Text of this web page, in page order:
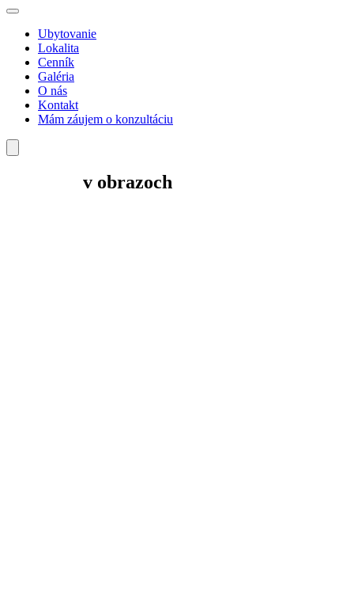
Ubytovanie
Lokalita
Cenník
Galéria
O nás
Kontakt
Mám záujem o konzultáciu
v obrazoch